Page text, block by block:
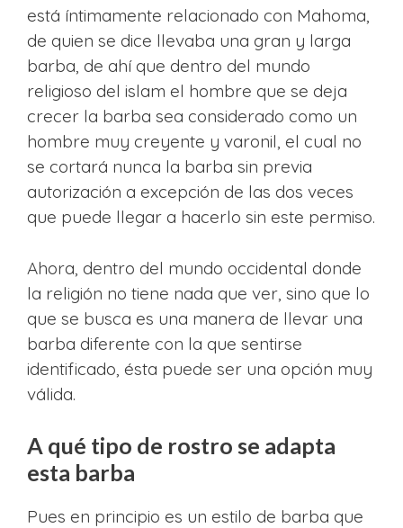
está íntimamente relacionado con Mahoma,
de quien se dice llevaba una gran y larga
barba, de ahí que dentro del mundo
religioso del islam el hombre que se deja
crecer la barba sea considerado como un
hombre muy creyente y varonil, el cual no
se cortará nunca la barba sin previa
autorización a excepción de las dos veces
que puede llegar a hacerlo sin este permiso.
Ahora, dentro del mundo occidental donde
la religión no tiene nada que ver, sino que lo
que se busca es una manera de llevar una
barba diferente con la que sentirse
identificado, ésta puede ser una opción muy
válida.
A qué tipo de rostro se adapta
esta barba
Pues en principio es un estilo de barba que